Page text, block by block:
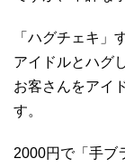
「ハグチェキ」
アイドルとハグ
お客さんをアイ
す。
2000円で「手ブ